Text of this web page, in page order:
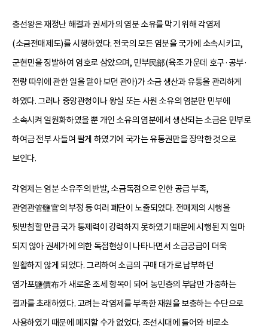
충선왕은 재정난 해결과 권세가의 염분 소유를 막기 위해 각염제
(소금전매제도)를 시행하였다. 전국의 모든 염분을 국가에 소속시키고,
군현민을 징발하여 염호로 삼았으며, 민부民部(육조 가운데 호구·공부·
전량 따위에 관한 일을 맡아 보던 관아)가 소금 생산과 유통을 관리하게
하였다. 그러나 중앙관청이나 왕실 또는 사원 소유의 염분만 민부에
소속시켜 일원화하였을 뿐 개인 소유의 염분에서 생산되는 소금은 민부로
하여금 전부 사들여 팔게 하였기에 국가는 유통권만을 장악한 것으로
보인다.
각염제는 염분 소유주의 반발, 소금독점으로 인한 공급 부족,
관염관管鹽官의 부정 등 여러 폐단이 노출되었다. 전매제의 시행을
뒷받침할 만큼 국가 통제력이 강력하지 못하였기 때문에 시행된 지 얼마
되지 않아 권세가에 의한 독점현상이 나타나면서 소금공급이 더욱
원활하지 않게 되었다. 그리하여 소금의 구매 대가로 납부하던
염가포鹽價布가 새로운 조세 항목이 되어 농민층의 부담만 가중하는
결과를 초래하였다. 고려는 각염제를 부족한 재원을 보충하는 수단으로
사용하였기 때문에 폐지할 수가 없었다. 조선시대에 들어와 비로소